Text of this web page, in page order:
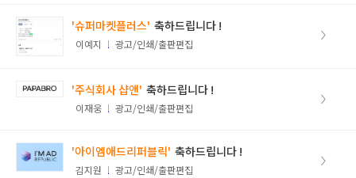
취업패키지
고객상담센터
아카데미소개
'슈퍼마켓플러스'
이예지 광고/인쇄/출판편집
>
'주식회사 샵앤'
이재웅 광고/인쇄/출판편집
>
'아이엠애드리퍼블릭'
김지원 광고/인쇄/출판편집
>